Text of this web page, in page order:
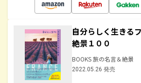
自分らしく生きる
絶景１００
BOOKS 旅の名言＆絶景
2022.05.26 発売